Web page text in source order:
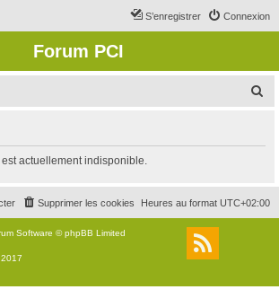
Connexion
S’enregistrer
Forum PCI
r
c
r
actuellement indisponible.
Heures au format UTC+02:00
Supprimer les cookies
Software © phpBB Limited
2017